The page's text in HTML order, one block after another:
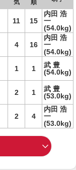
気
順
11 15
内田 浩
一
(54.0kg)
4 16
内田 浩
一
(54.0kg)
1 1
武 豊
(54.0kg)
2 1
武 豊
(53.0kg)
2 4
内田 浩
一
(53.0kg)